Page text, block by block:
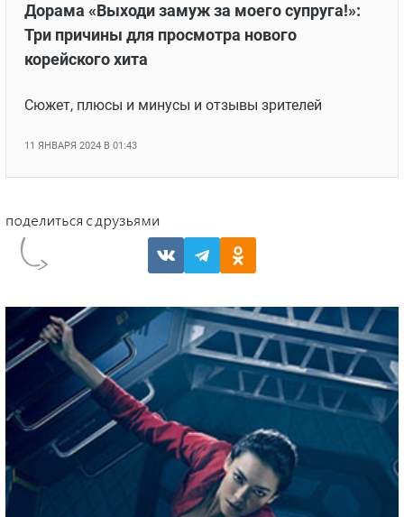
Дорама «Выходи замуж за моего супруга!»:
Три причины для просмотра нового
корейского хита
Сюжет, плюсы и минусы и отзывы зрителей
11 ЯНВАРЯ 2024 В 01:43